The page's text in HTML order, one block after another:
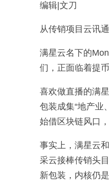
编辑|文刀
从传销项目云讯
满星云名下的
们，正面临着提
喜欢做直播的满
包装成集“地产业
始借区块链风口
事实上，满星云
采云接棒传销头
新包装，内核仍